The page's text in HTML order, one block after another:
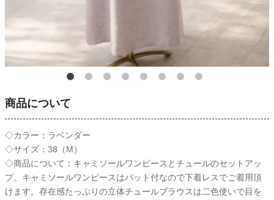
商品について
◇カラー：ラベンダー
◇サイズ：38（M）
◇商品について：キャミソールワンピースとチュールのセットアッ
プ。キャミソールワンピースはパット付なので下着レスでご着用頂
けます。存在感たっぷりの立体チュールブラウスは二色使いで目を